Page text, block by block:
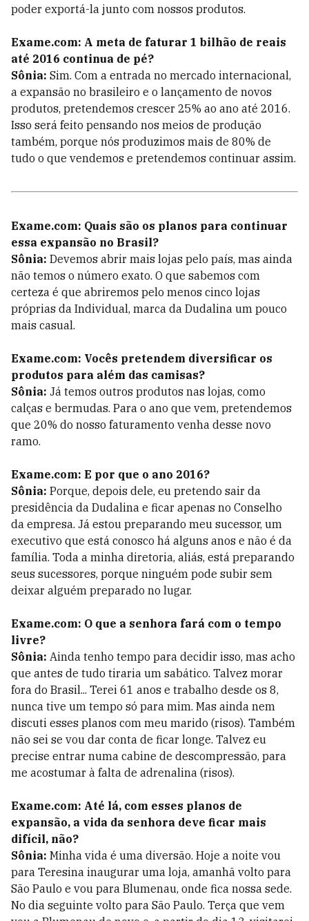
poder exportá-la junto com nossos produtos.
Exame.com: A meta de faturar 1 bilhão de reais
até 2016 continua de pé?
Sônia: Sim. Com a entrada no mercado internacional,
a expansão no brasileiro e o lançamento de novos
produtos, pretendemos crescer 25% ao ano até 2016.
Isso será feito pensando nos meios de produção
também, porque nós produzimos mais de 80% de
tudo o que vendemos e pretendemos continuar assim.
Exame.com: Quais são os planos para continuar
essa expansão no Brasil?
Sônia: Devemos abrir mais lojas pelo país, mas ainda
não temos o número exato. O que sabemos com
certeza é que abriremos pelo menos cinco lojas
próprias da Individual, marca da Dudalina um pouco
mais casual.
Exame.com: Vocês pretendem diversificar os
produtos para além das camisas?
Sônia: Já temos outros produtos nas lojas, como
calças e bermudas. Para o ano que vem, pretendemos
que 20% do nosso faturamento venha desse novo
ramo.
Exame.com: E por que o ano 2016?
Sônia: Porque, depois dele, eu pretendo sair da
presidência da Dudalina e ficar apenas no Conselho
da empresa. Já estou preparando meu sucessor, um
executivo que está conosco há alguns anos e não é da
família. Toda a minha diretoria, aliás, está preparando
seus sucessores, porque ninguém pode subir sem
deixar alguém preparado no lugar.
Exame.com: O que a senhora fará com o tempo
livre?
Sônia: Ainda tenho tempo para decidir isso, mas acho
que antes de tudo tiraria um sabático. Talvez morar
fora do Brasil... Terei 61 anos e trabalho desde os 8,
nunca tive um tempo só para mim. Mas ainda nem
discuti esses planos com meu marido (risos). Também
não sei se vou dar conta de ficar longe. Talvez eu
precise entrar numa cabine de descompressão, para
me acostumar à falta de adrenalina (risos).
Exame.com: Até lá, com esses planos de
expansão, a vida da senhora deve ficar mais
difícil, não?
Sônia: Minha vida é uma diversão. Hoje a noite vou
para Teresina inaugurar uma loja, amanhã volto para
São Paulo e vou para Blumenau, onde fica nossa sede.
No dia seguinte volto para São Paulo. Terça que vem